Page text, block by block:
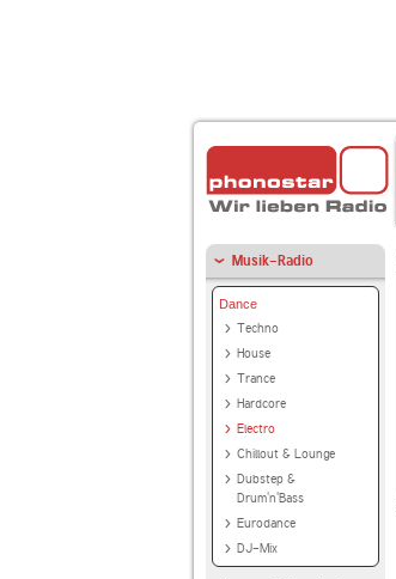
Musik-Radio
Dance
Techno
House
Trance
Hardcore
Electro
Chillout & Lounge
Dubstep &
Drum'n'Bass
Eurodance
DJ-Mix